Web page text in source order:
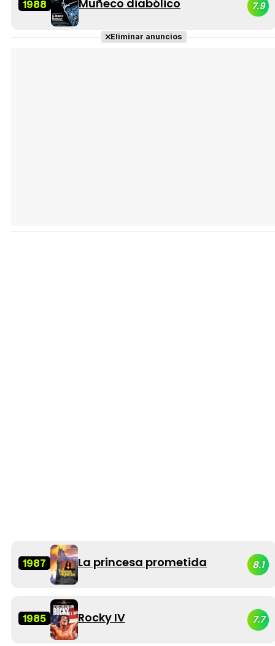
1988 Muñeco diabólico 7.9
Eliminar anuncios
1987 La princesa prometida 8.1
1985 Rocky IV 7.7